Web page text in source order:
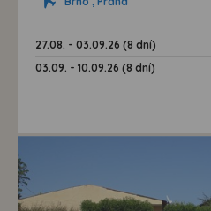
27.08. - 03.09.26 (8 dní)
03.09. - 10.09.26 (8 dní)